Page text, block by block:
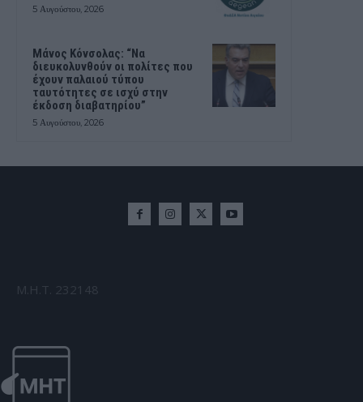
5 Αυγούστου, 2026
Μάνος Κόνσολας: “Να
διευκολυνθούν οι πολίτες που
έχουν παλαιού τύπου
ταυτότητες σε ισχύ στην
έκδοση διαβατηρίου”
5 Αυγούστου, 2026
Μ.Η.Τ. 232148